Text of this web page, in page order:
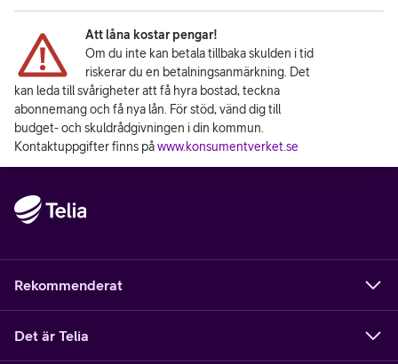
Att låna kostar pengar!
Om du inte kan betala tillbaka skulden i tid
riskerar du en betalningsanmärkning. Det
kan leda till svårigheter att få hyra bostad, teckna
abonnemang och få nya lån. För stöd, vänd dig till
budget- och skuldrådgivningen i din kommun.
Kontaktuppgifter finns påwww.konsumentverket.se
Rekommenderat
Det är Telia